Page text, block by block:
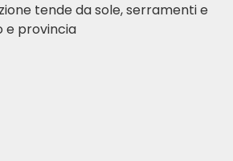
tende da sole, serramenti e
e provincia